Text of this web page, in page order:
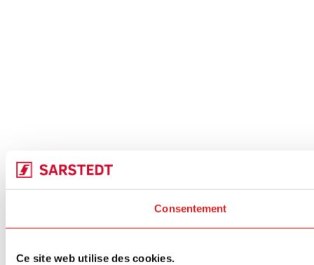
Consentement
Ce site web utilise des cookies.